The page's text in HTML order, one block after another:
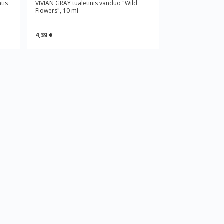
VIVIAN GRAY tualetinis vanduo "Wild
Flowers", 10 ml
4,39 €